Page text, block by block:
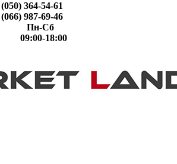
(050) 364-54-61
(066) 987-69-46
Пн-Сб
09:00-18:00